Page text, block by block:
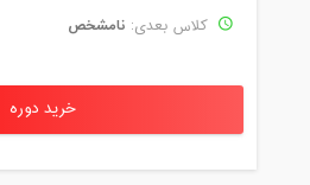
کلاس بعدی: نامشخص
خرید دوره